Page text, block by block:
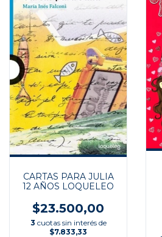
CARTAS PARA JULIA
12 AÑOS LOQUELEO
$23.500,00
3 cuotas sin interés de
$7.833,33